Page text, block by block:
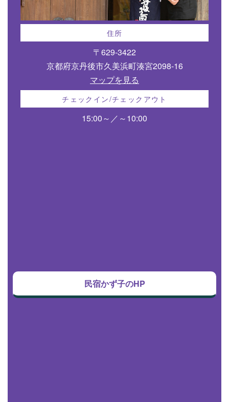
住所
〒629-3422
京都府京丹後市久美浜町湊宮2098-16
マップを見る
チェックイン/チェックアウト
15:00～／～10:00
民宿かず子のHP